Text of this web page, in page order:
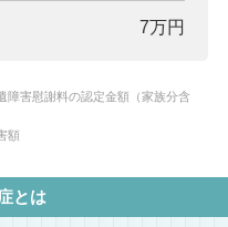
7万円
害慰謝料の認定金額（家族分含
額
とは